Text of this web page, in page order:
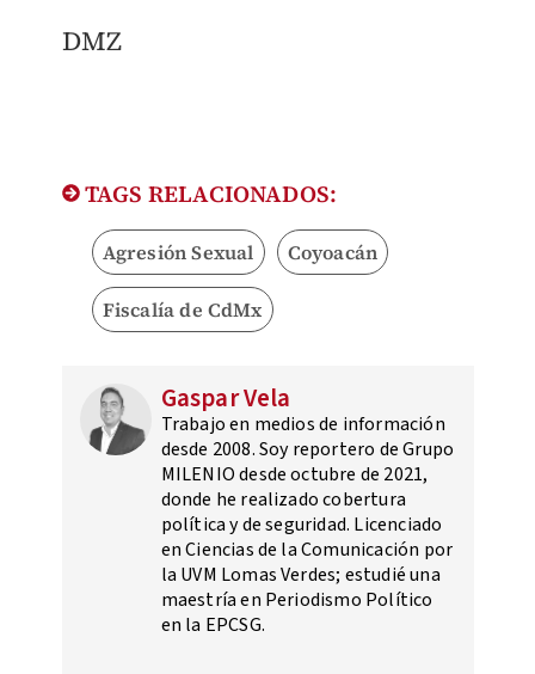
DMZ
TAGS RELACIONADOS:
Agresión Sexual Coyoacán
Fiscalía de CdMx
Gaspar Vela
Trabajo en medios de información
desde 2008. Soy reportero de Grupo
MILENIO desde octubre de 2021,
donde he realizado cobertura
política y de seguridad. Licenciado
en Ciencias de la Comunicación por
la UVM Lomas Verdes; estudié una
maestría en Periodismo Político
en la EPCSG.